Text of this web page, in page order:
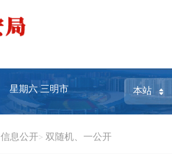
星期六三明市
信息公开 双随机、一公开